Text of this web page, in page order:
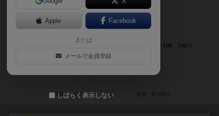
Apple Facebook
または
メールで会員登録
しばらく表示しない